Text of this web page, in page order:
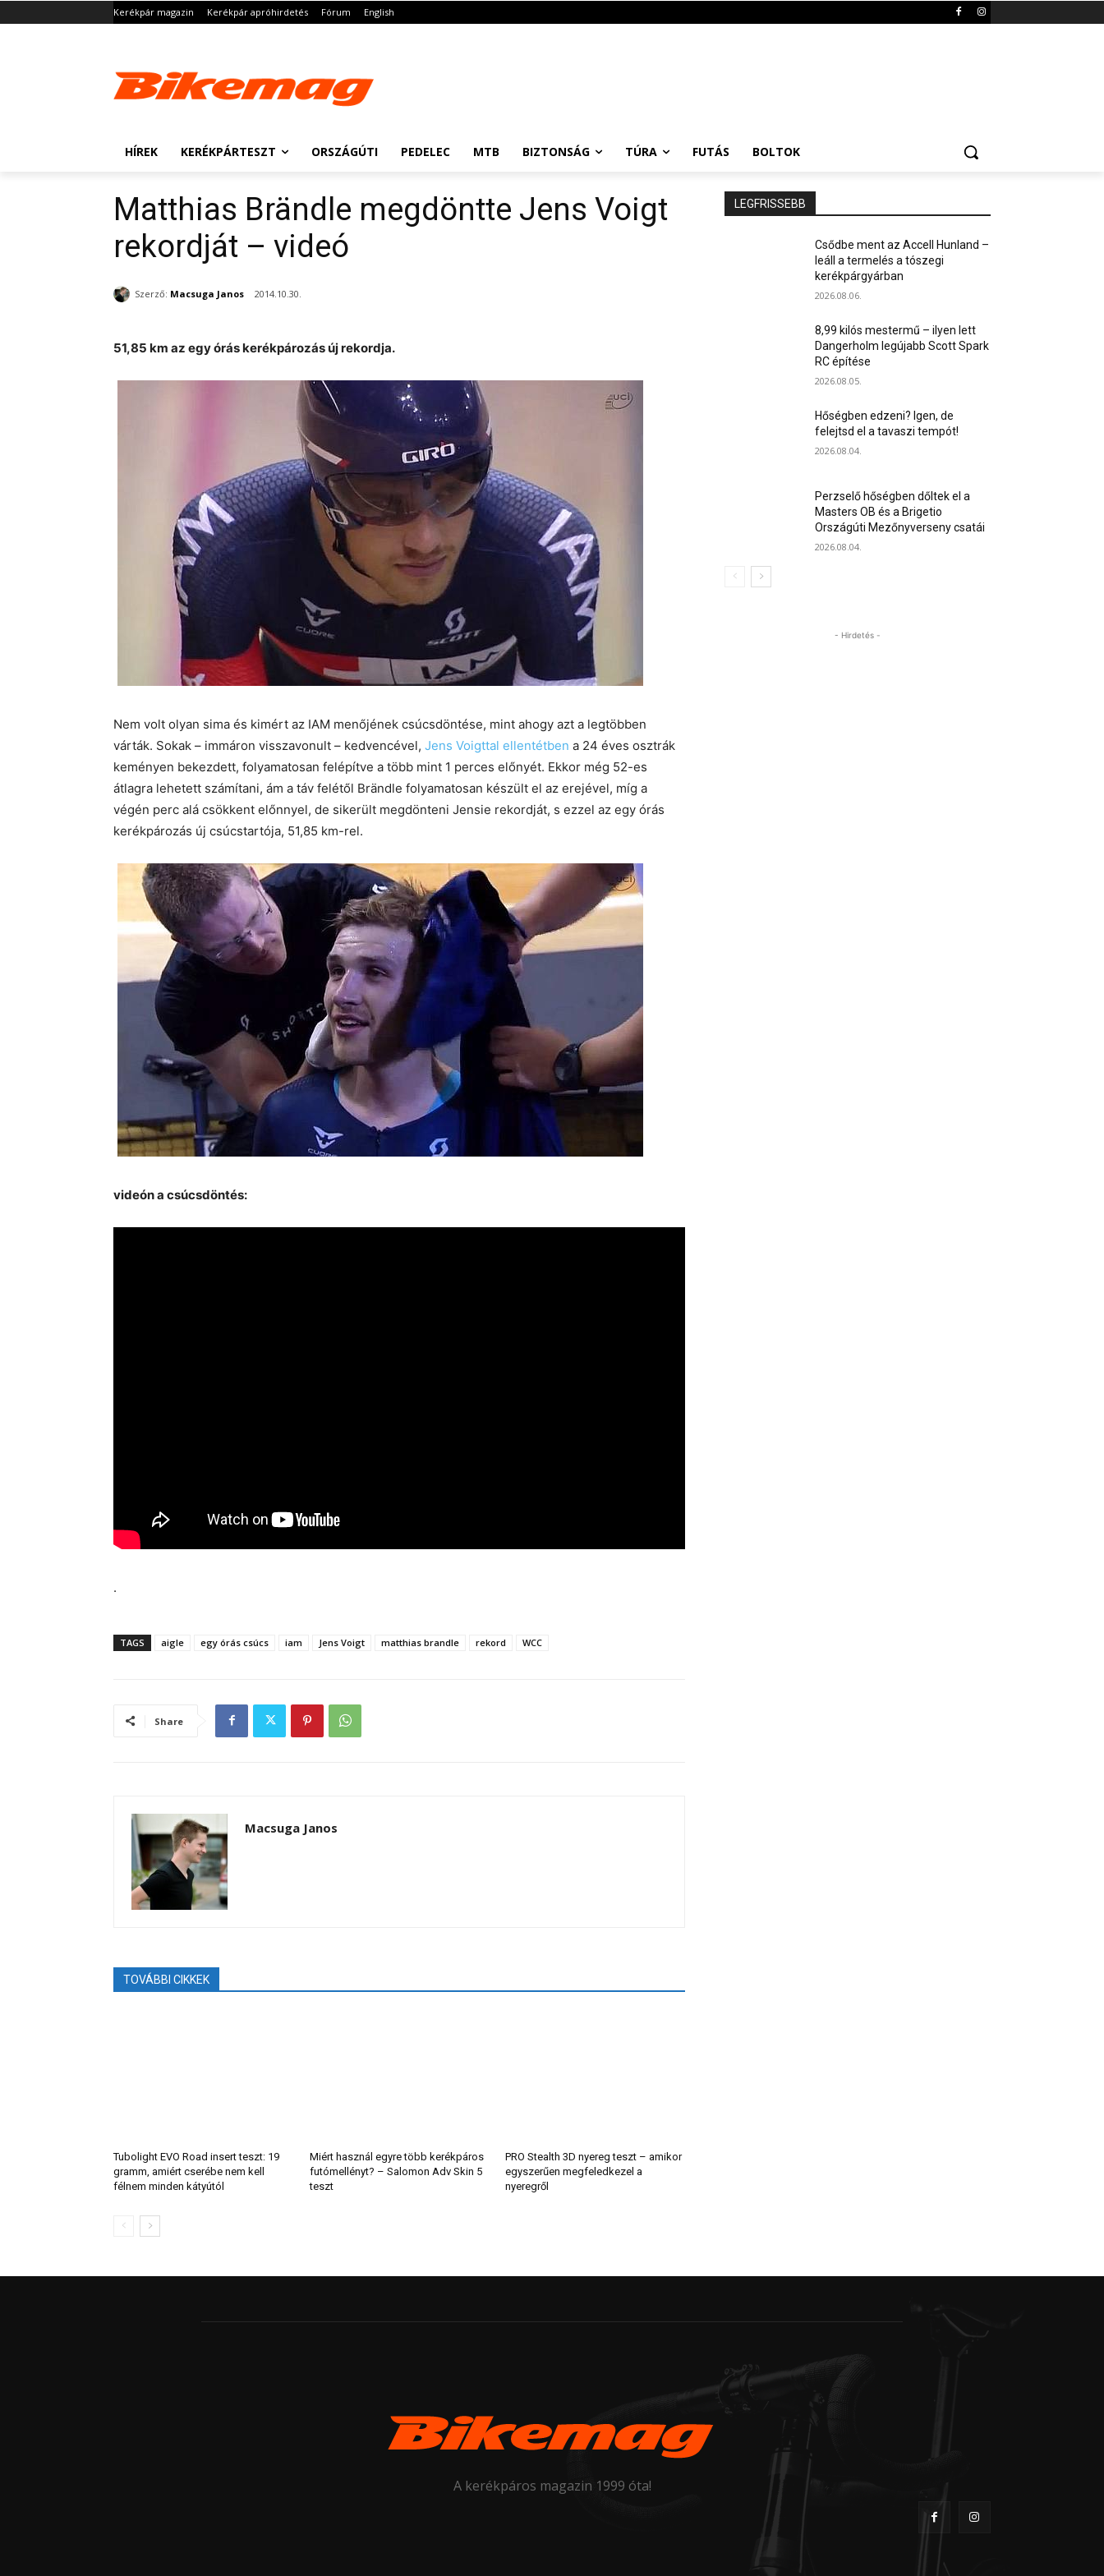
Kerékpár magazin Kerékpár apróhirdetés Fórum English
HÍREK KERÉKPÁRTESZT ORSZÁGÚTI PEDELEC MTB BIZTONSÁG TÚRA FUTÁS BOLTOK
Matthias Brändle megdöntte Jens Voigt
rekordját – videó
Szerző: Macsuga Janos 2014.10.30.
51,85 km az egy órás kerékpározás új rekordja.
Nem volt olyan sima és kimért az IAM menőjének csúcsdöntése, mint ahogy azt a legtöbben
várták. Sokak – immáron visszavonult – kedvencével, Jens Voigttal ellentétben a 24 éves osztrák
keményen bekezdett, folyamatosan felépítve a több mint 1 perces előnyét. Ekkor még 52-es
átlagra lehetett számítani, ám a táv felétől Brändle folyamatosan készült el az erejével, míg a
végén perc alá csökkent előnnyel, de sikerült megdönteni Jensie rekordját, s ezzel az egy órás
kerékpározás új csúcstartója, 51,85 km-rel.
videón a csúcsdöntés:
.
TAGS aigle egy órás csúcs iam Jens Voigt matthias brandle rekord WCC
Share
Macsuga Janos
TOVÁBBI CIKKEK
Tubolight EVO Road insert teszt: 19
gramm, amiért cserébe nem kell
félnem minden kátyútól
Miért használ egyre több kerékpáros
futómellényt? – Salomon Adv Skin 5
teszt
PRO Stealth 3D nyereg teszt – amikor
egyszerűen megfeledkezel a
nyeregről
LEGFRISSEBB
Csődbe ment az Accell Hunland –
leáll a termelés a tószegi
kerékpárgyárban
2026.08.06.
8,99 kilós mestermű – ilyen lett
Dangerholm legújabb Scott Spark
RC építése
2026.08.05.
Hőségben edzeni? Igen, de
felejtsd el a tavaszi tempót!
2026.08.04.
Perzselő hőségben dőltek el a
Masters OB és a Brigetio
Országúti Mezőnyverseny csatái
2026.08.04.
- Hirdetés -
A kerékpáros magazin 1999 óta!